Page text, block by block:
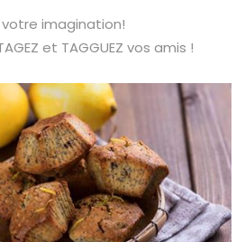
votre imagination!
et TAGGUEZ vos amis !